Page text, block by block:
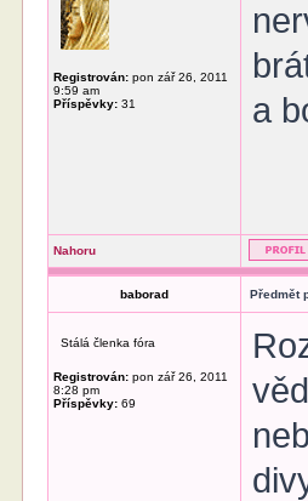
Registrován: pon zář 26, 2011
9:59 am
Příspěvky: 31
a
Nahoru
baborad Předmět
Stálá členka fóra
Registrován: pon zář 26, 2011
8:28 pm
Příspěvky: 69